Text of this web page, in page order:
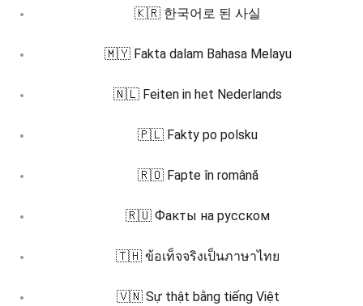
🇰🇷 한국어로 된 사실
🇲🇾 Fakta dalam Bahasa Melayu
🇳🇱 Feiten in het Nederlands
🇵🇱 Fakty po polsku
🇷🇴 Fapte în română
🇷🇺 Факты на русском
🇹🇭 ข้อเท็จจริงเป็นภาษาไทย
🇻🇳 Sự thật bằng tiếng Việt